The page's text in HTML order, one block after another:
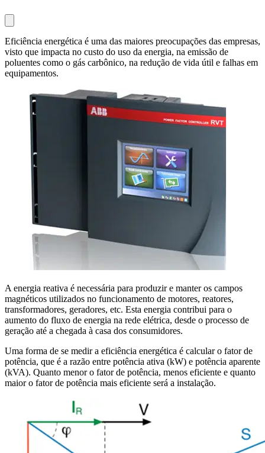
Eficiência energética é uma das maiores preocupações das empresas,
visto que impacta no custo do uso da energia, na emissão de
poluentes como o gás carbônico, na redução de vida útil e falhas em
equipamentos.
A energia reativa é necessária para produzir e manter os campos
magnéticos utilizados no funcionamento de motores, reatores,
transformadores, geradores, etc. Esta energia contribui para o
aumento do fluxo de energia na rede elétrica, desde o processo de
geração até a chegada à casa dos consumidores.
Uma forma de se medir a eficiência energética é calcular o fator de
potência, que é a razão entre potência ativa (kW) e potência aparente
(kVA). Quanto menor o fator de potência, menos eficiente e quanto
maior o fator de potência mais eficiente será a instalação.